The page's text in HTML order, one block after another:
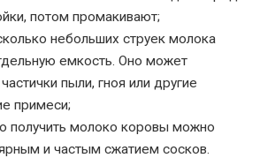
потом промакивают;
небольших струек молока
емкость. Оно может
пыли, гноя или другие
примеси;
получить молоко коровы можно
и частым сжатием сосков.